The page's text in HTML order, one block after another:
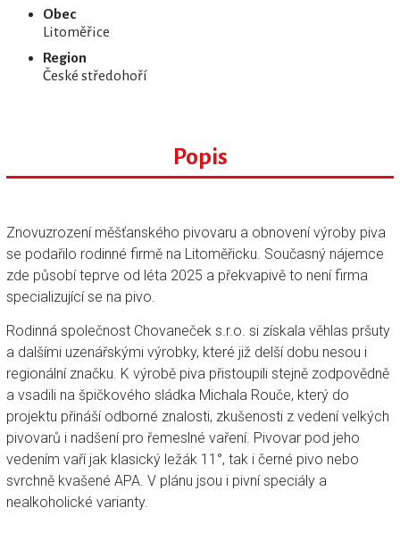
Obec
Litoměřice
Region
České středohoří
Popis
Znovuzrození měšťanského pivovaru a obnovení výroby piva
se podařilo rodinné firmě na Litoměřicku. Současný nájemce
zde působí teprve od léta 2025 a překvapivě to není firma
specializující se na pivo.
Rodinná společnost Chovaneček s.r.o. si získala věhlas pršuty
a dalšími uzenářskými výrobky, které již delší dobu nesou i
regionální značku. K výrobě piva přistoupili stejně zodpovědně
a vsadili na špičkového sládka Michala Rouče, který do
projektu přináší odborné znalosti, zkušenosti z vedení velkých
pivovarů i nadšení pro řemeslné vaření. Pivovar pod jeho
vedením vaří jak klasický ležák 11°, tak i černé pivo nebo
svrchně kvašené APA. V plánu jsou i pivní speciály a
nealkoholické varianty.